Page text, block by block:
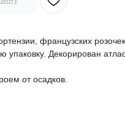
французских
упаковку. Декорирован
от осадков.